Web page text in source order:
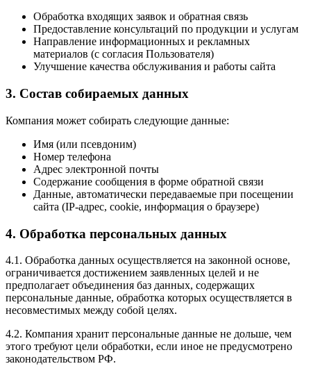
Обработка входящих заявок и обратная связь
Предоставление консультаций по продукции и услугам
Направление информационных и рекламных
материалов (с согласия Пользователя)
Улучшение качества обслуживания и работы сайта
3. Состав собираемых данных
Компания может собирать следующие данные:
Имя (или псевдоним)
Номер телефона
Адрес электронной почты
Содержание сообщения в форме обратной связи
Данные, автоматически передаваемые при посещении
сайта (IP-адрес, cookie, информация о браузере)
4. Обработка персональных данных
4.1. Обработка данных осуществляется на законной основе,
ограничивается достижением заявленных целей и не
предполагает объединения баз данных, содержащих
персональные данные, обработка которых осуществляется в
несовместимых между собой целях.
4.2. Компания хранит персональные данные не дольше, чем
этого требуют цели обработки, если иное не предусмотрено
законодательством РФ.